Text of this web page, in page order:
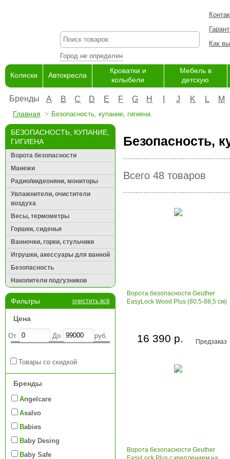
Город не определен
Как
Коляски Автокресла
Кроватки и
колыбели
Мебель в
детскую
Бренды A B C D E F G H J K L M
Главная Безопасность, купание, гигиена
БЕЗОПАСНОСТЬ, КУПАНИЕ,
ГИГИЕНА
Ворота безопасности
Манежи
Радио/видеоняни, мониторы
Увлажнители, очистители
воздуха
Весы, термометры
Горшки, сиденья
Ванночки, горки, стульчики
Игрушки, акессуары для ванной
Безопасность
Накопители подгузников
Фильтры очистить всё
Цена
От До руб.
Товары со скидкой
Бренды
Angelcare
Asalvo
Babies
Baby Desing
Baby Safe
Безопасность,
Всего 48 товаров
Ворота безопасности Geuther
EasyLock Wood Plus (80,5-88,5 см)
Предзаказ
16 390 р.
Ворота безопасности Geuther